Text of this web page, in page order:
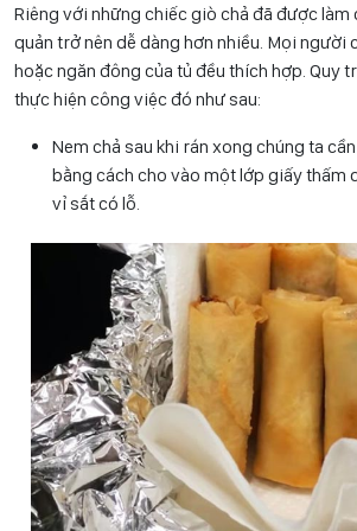
Riêng với những chiếc giò chả đã được làm
quản trở nên dễ dàng hơn nhiều. Mọi người
hoặc ngăn đông của tủ đều thích hợp. Quy
thực hiện công việc đó như sau:
Nem chả sau khi rán xong chúng ta
bằng cách cho vào một lớp giấy thấm
vỉ sắt có lỗ.